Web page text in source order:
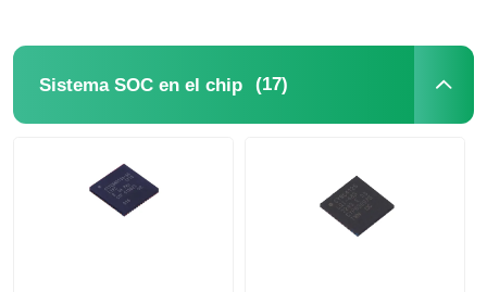
Sistema SOC en el chip (17)